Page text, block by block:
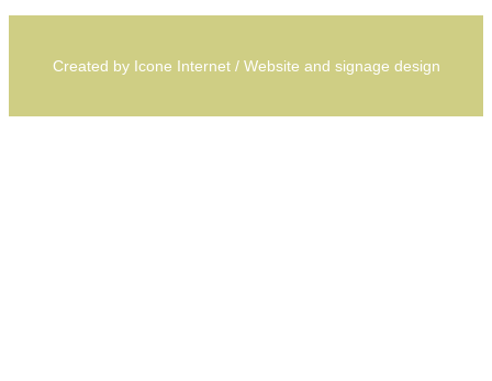
Created by Icone Internet/ Website and signage design